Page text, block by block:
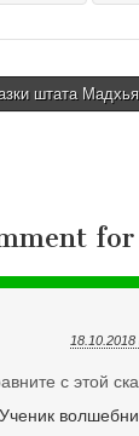
штата
for
18.10.2018
с этой